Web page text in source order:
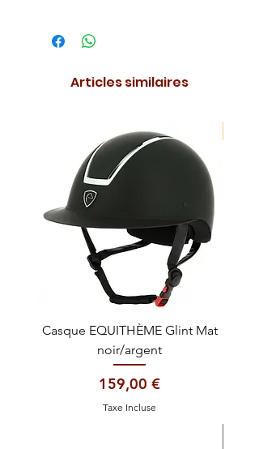
Articles similaires
Casque EQUITHÈME Glint Mat
noir/argent
Prix
159,00 €
Taxe Incluse